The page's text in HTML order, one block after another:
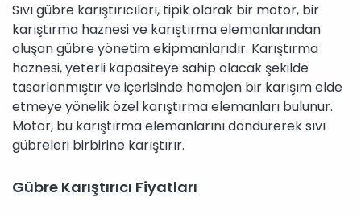
Sıvı gübre karıştırıcıları, tipik olarak bir motor, bir
karıştırma haznesi ve karıştırma elemanlarından
oluşan gübre yönetim ekipmanlarıdır. Karıştırma
haznesi, yeterli kapasiteye sahip olacak şekilde
tasarlanmıştır ve içerisinde homojen bir karışım elde
etmeye yönelik özel karıştırma elemanları bulunur.
Motor, bu karıştırma elemanlarını döndürerek sıvı
gübreleri birbirine karıştırır.
Gübre Karıştırıcı Fiyatları